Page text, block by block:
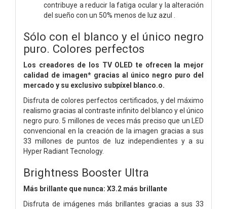
contribuye a reducir la fatiga ocular y la alteración
del sueño con un 50% menos de luz azul .
Sólo con el blanco y el único negro
puro. Colores perfectos
Los creadores de los TV OLED te ofrecen la mejor
calidad de imagen* gracias al único negro puro del
mercado y su exclusivo subpíxel blanco.o.
Disfruta de colores perfectos certificados, y del máximo
realismo gracias al contraste infinito del blanco y el único
negro puro. 5 millones de veces más preciso que un LED
convencional en la creación de la imagen gracias a sus
33 millones de puntos de luz independientes y a su
Hyper Radiant Tecnology.
Brightness Booster Ultra
Más brillante que nunca: X3.2 más brillante
Disfruta de imágenes más brillantes gracias a sus 33